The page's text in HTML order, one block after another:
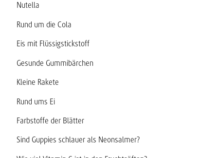
Nutella
Rund um die Cola
Eis mit Flüssigstickstoff
Gesunde Gummibärchen
Kleine Rakete
Rund ums Ei
Farbstoffe der Blätter
Sind Guppies schlauer als Neonsalmer?